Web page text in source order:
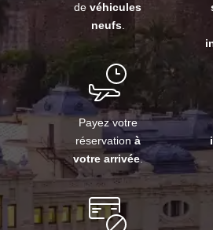
de véhicules
neufs.
Payez votre
réservationà
votre arrivée.